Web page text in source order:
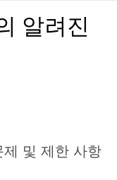
알려진
및 제한 사항